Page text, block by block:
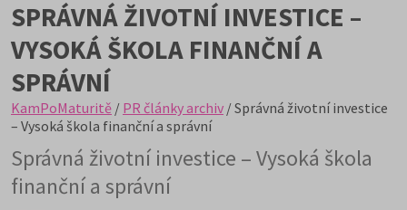
SPRÁVNÁ ŽIVOTNÍ INVESTICE –
VYSOKÁ ŠKOLA FINANČNÍ A
SPRÁVNÍ
KamPoMaturitě / PR články archiv / Správná životní investice
– Vysoká škola finanční a správní
Správná životní investice – Vysoká škola
finanční a správní